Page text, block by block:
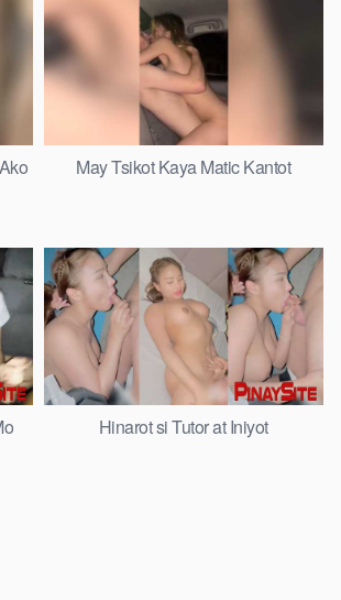
May Tsikot Kaya Matic Kantot
Hinarot si Tutor at Iniyot